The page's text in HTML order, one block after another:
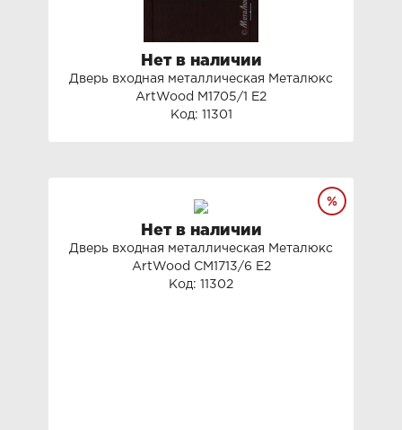
Нет в наличии
Дверь входная металлическая Металюкс
ArtWood М1705/1 Е2
Код: 11301
Нет в наличии
Дверь входная металлическая Металюкс
ArtWood СМ1713/6 E2
Код: 11302